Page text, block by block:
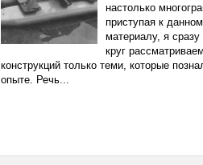
настолько
приступая к
материалу, я сразу
круг
конструкций только теми, которые
опыте. Речь...